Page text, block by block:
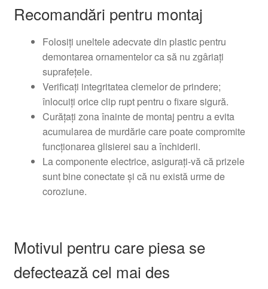
Recomandări pentru montaj
Folosiți uneltele adecvate din plastic pentru
demontarea ornamentelor ca să nu zgâriați
suprafețele.
Verificați integritatea clemelor de prindere;
înlocuiți orice clip rupt pentru o fixare sigură.
Curățați zona înainte de montaj pentru a evita
acumularea de murdărie care poate compromite
funcționarea glisierei sau a închiderii.
La componente electrice, asigurați-vă că prizele
sunt bine conectate și că nu există urme de
coroziune.
Motivul pentru care piesa se
defectează cel mai des